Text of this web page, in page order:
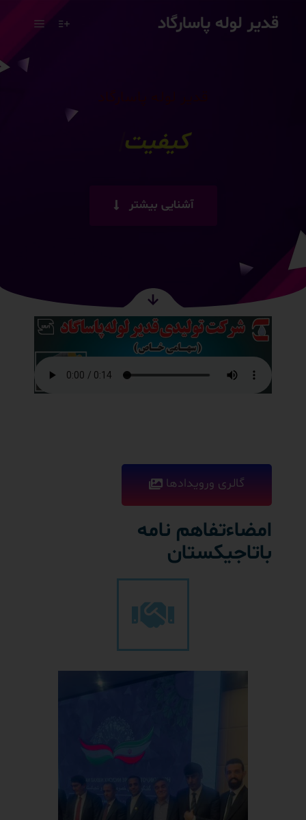
قدیر لوله پاسارگاد
رضایت
آشنایی بیشتر
گالری ورویدادها
امضاءتفاهم نامه
باتاجیکستان